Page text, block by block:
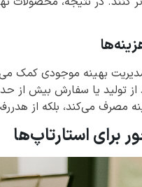
بهینه موجودی کمک
از تولید یا سفارش بیش از
مصرف می‌کند، بلکه از
برای استارتاپ‌ها